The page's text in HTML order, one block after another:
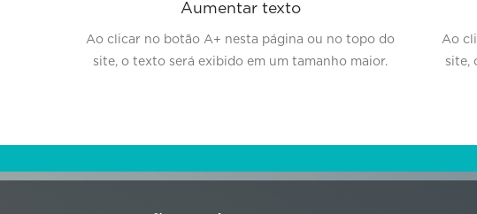
Aumentar texto
Ao clicar no botão A+ nesta página ou no topo do
site, o texto será exibido em um tamanho maior.
Ao
site,